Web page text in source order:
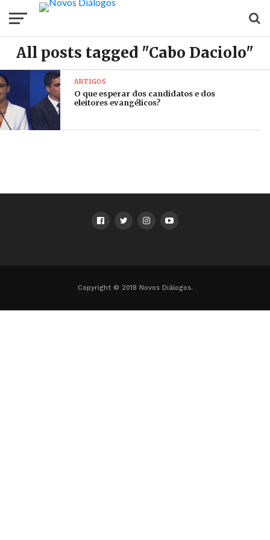
All posts tagged "Cabo Daciolo"
ARTIGOS
O que esperar dos candidatos e dos
eleitores evangélicos?
Copyright © 2018 Novos Diálogos.